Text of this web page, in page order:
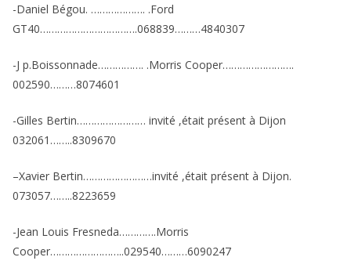
-Daniel Bégou. ………………. .Ford
GT40…………………………….068839………4840307
-J p.Boissonnade……………. .Morris Cooper…………………….
002590………8074601
-Gilles Bertin…………………… invité ,était présent à Dijon
032061……..8309670
–Xavier Bertin……………………invité ,était présent à Dijon.
073057……..8223659
-Jean Louis Fresneda………….Morris
Cooper……………………..029540………6090247